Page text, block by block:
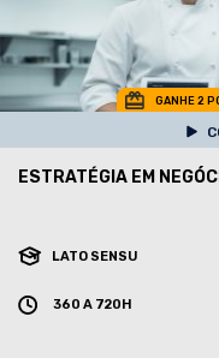
GANHE 2
ESTRATÉGIA EM
LATO SENSU
360 A 720H